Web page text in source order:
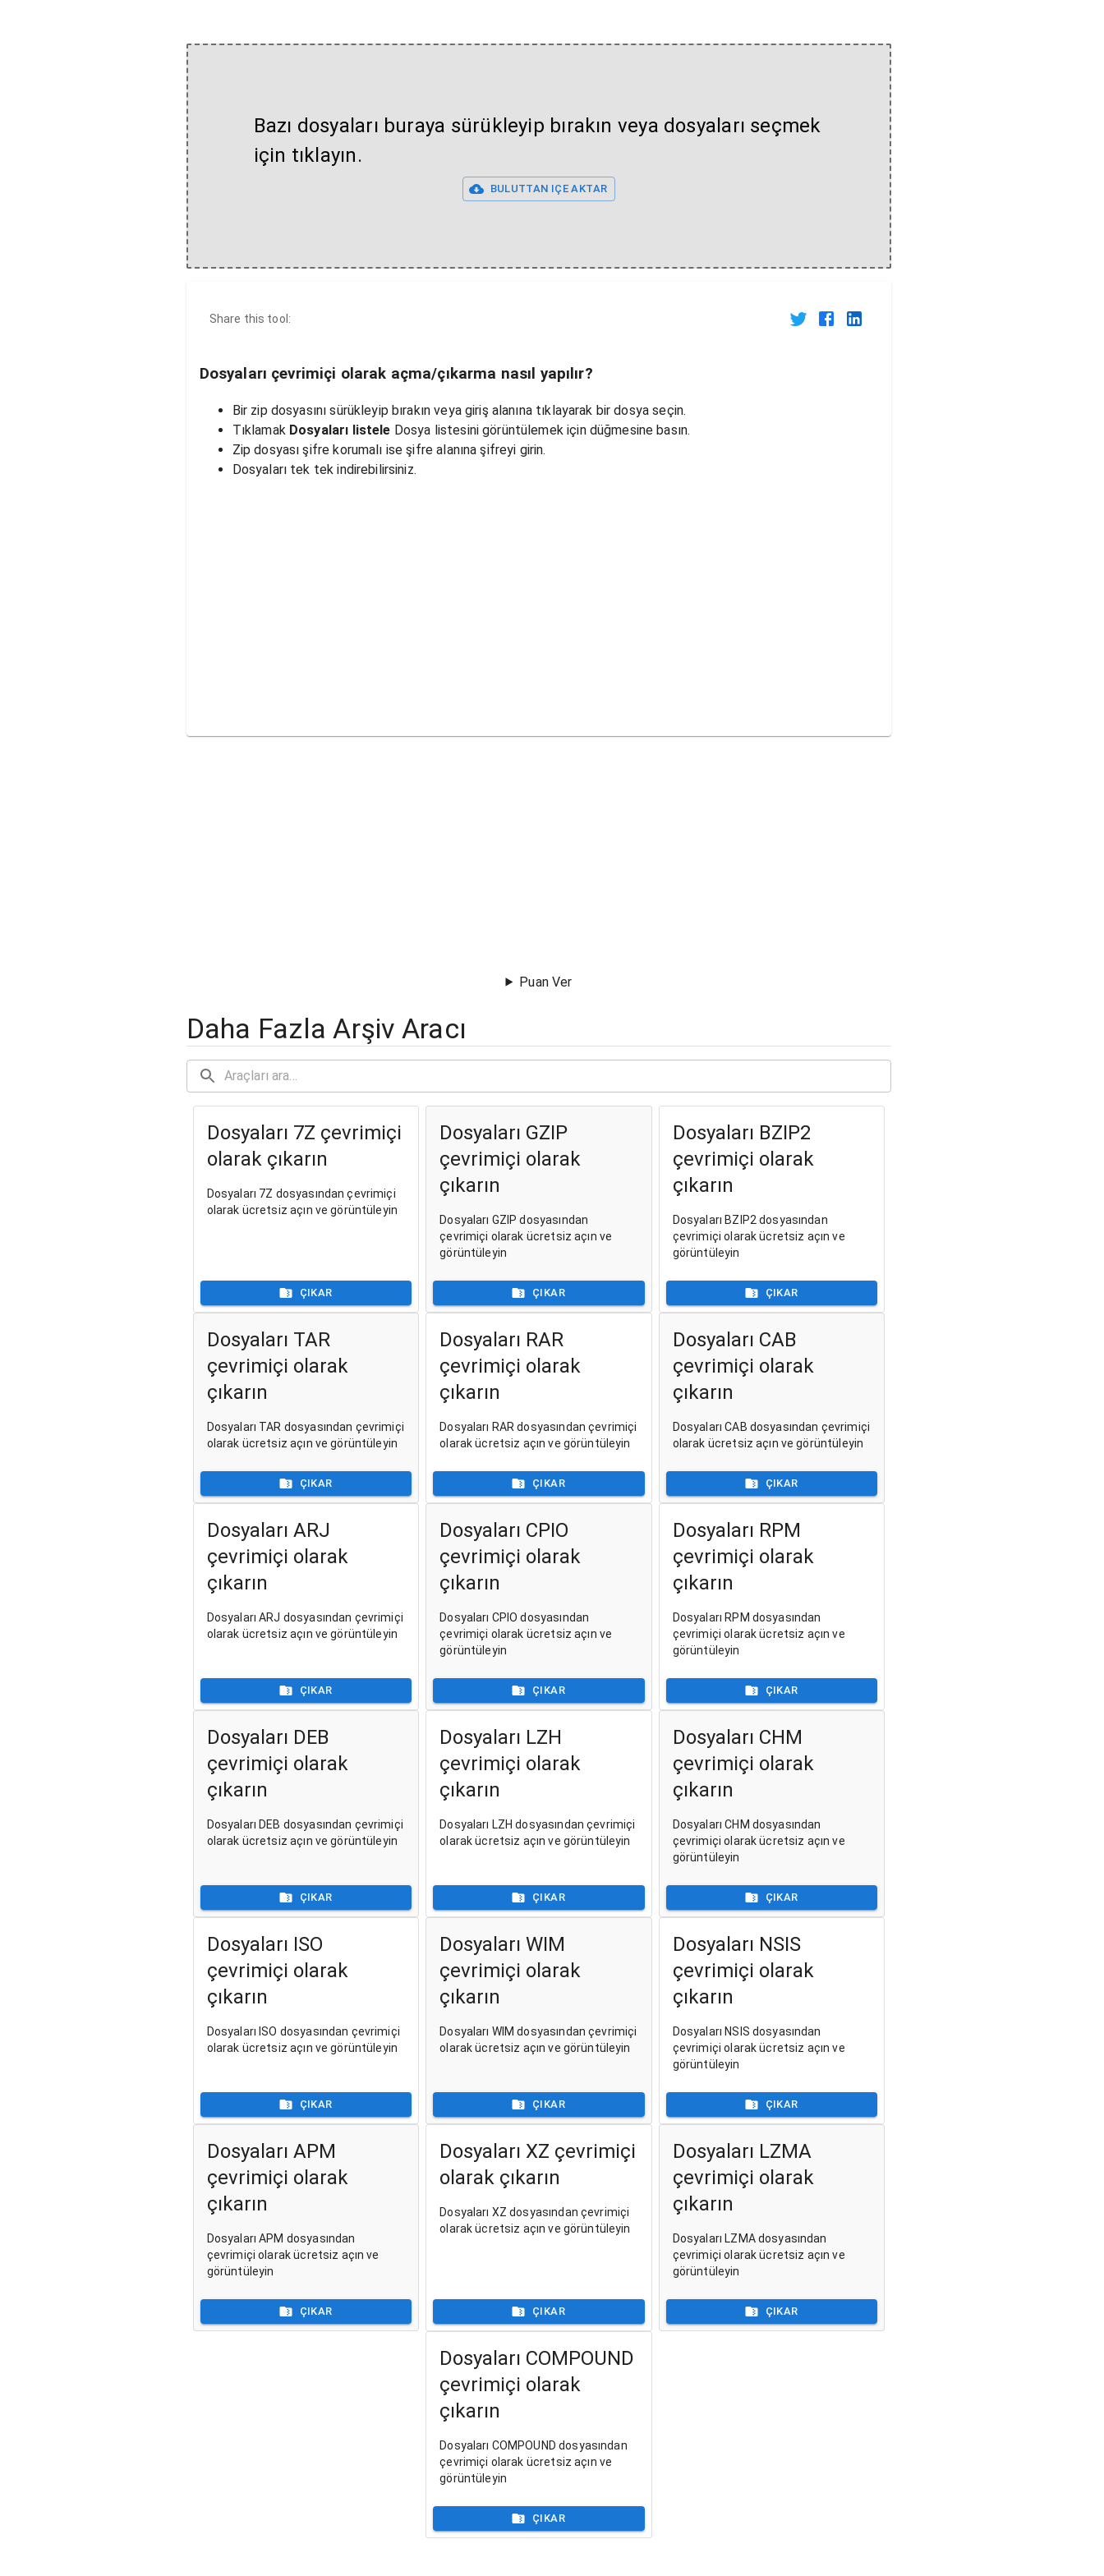
Bazı dosyaları buraya sürükleyip bırakın veya dosyaları seçmek
için tıklayın.
BULUTTAN IÇE AKTAR
Share this tool:
Dosyaları çevrimiçi olarak açma/çıkarma nasıl yapılır?
Bir zip dosyasını sürükleyip bırakın veya giriş alanına tıklayarak bir dosya seçin.
Tıklamak Dosyaları listele Dosya listesini görüntülemek için düğmesine basın.
Zip dosyası şifre korumalı ise şifre alanına şifreyi girin.
Dosyaları tek tek indirebilirsiniz.
Puan Ver
Daha Fazla Arşiv Aracı
Dosyaları 7Z çevrimiçi
olarak çıkarın
Dosyaları 7Z dosyasından çevrimiçi
olarak ücretsiz açın ve görüntüleyin
ÇIKAR
Dosyaları GZIP
çevrimiçi olarak
çıkarın
Dosyaları GZIP dosyasından
çevrimiçi olarak ücretsiz açın ve
görüntüleyin
ÇIKAR
Dosyaları BZIP2
çevrimiçi olarak
çıkarın
Dosyaları BZIP2 dosyasından
çevrimiçi olarak ücretsiz açın ve
görüntüleyin
ÇIKAR
Dosyaları TAR
çevrimiçi olarak
çıkarın
Dosyaları TAR dosyasından çevrimiçi
olarak ücretsiz açın ve görüntüleyin
ÇIKAR
Dosyaları RAR
çevrimiçi olarak
çıkarın
Dosyaları RAR dosyasından çevrimiçi
olarak ücretsiz açın ve görüntüleyin
ÇIKAR
Dosyaları CAB
çevrimiçi olarak
çıkarın
Dosyaları CAB dosyasından çevrimiçi
olarak ücretsiz açın ve görüntüleyin
ÇIKAR
Dosyaları ARJ
çevrimiçi olarak
çıkarın
Dosyaları ARJ dosyasından çevrimiçi
olarak ücretsiz açın ve görüntüleyin
ÇIKAR
Dosyaları CPIO
çevrimiçi olarak
çıkarın
Dosyaları CPIO dosyasından
çevrimiçi olarak ücretsiz açın ve
görüntüleyin
ÇIKAR
Dosyaları RPM
çevrimiçi olarak
çıkarın
Dosyaları RPM dosyasından
çevrimiçi olarak ücretsiz açın ve
görüntüleyin
ÇIKAR
Dosyaları DEB
çevrimiçi olarak
çıkarın
Dosyaları DEB dosyasından çevrimiçi
olarak ücretsiz açın ve görüntüleyin
ÇIKAR
Dosyaları LZH
çevrimiçi olarak
çıkarın
Dosyaları LZH dosyasından çevrimiçi
olarak ücretsiz açın ve görüntüleyin
ÇIKAR
Dosyaları CHM
çevrimiçi olarak
çıkarın
Dosyaları CHM dosyasından
çevrimiçi olarak ücretsiz açın ve
görüntüleyin
ÇIKAR
Dosyaları ISO
çevrimiçi olarak
çıkarın
Dosyaları ISO dosyasından çevrimiçi
olarak ücretsiz açın ve görüntüleyin
ÇIKAR
Dosyaları WIM
çevrimiçi olarak
çıkarın
Dosyaları WIM dosyasından çevrimiçi
olarak ücretsiz açın ve görüntüleyin
ÇIKAR
Dosyaları NSIS
çevrimiçi olarak
çıkarın
Dosyaları NSIS dosyasından
çevrimiçi olarak ücretsiz açın ve
görüntüleyin
ÇIKAR
Dosyaları APM
çevrimiçi olarak
çıkarın
Dosyaları APM dosyasından
çevrimiçi olarak ücretsiz açın ve
görüntüleyin
ÇIKAR
Dosyaları XZ çevrimiçi
olarak çıkarın
Dosyaları XZ dosyasından çevrimiçi
olarak ücretsiz açın ve görüntüleyin
ÇIKAR
Dosyaları LZMA
çevrimiçi olarak
çıkarın
Dosyaları LZMA dosyasından
çevrimiçi olarak ücretsiz açın ve
görüntüleyin
ÇIKAR
Dosyaları COMPOUND
çevrimiçi olarak
çıkarın
Dosyaları COMPOUND dosyasından
çevrimiçi olarak ücretsiz açın ve
görüntüleyin
ÇIKAR